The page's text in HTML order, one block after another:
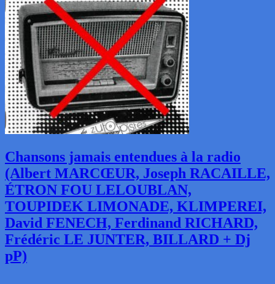
Chansons jamais entendues à la radio
(Albert MARCŒUR, Joseph RACAILLE,
ÉTRON FOU LELOUBLAN,
TOUPIDEK LIMONADE, KLIMPEREI,
David FENECH, Ferdinand RICHARD,
Frédéric LE JUNTER, BILLARD + Dj
pP)